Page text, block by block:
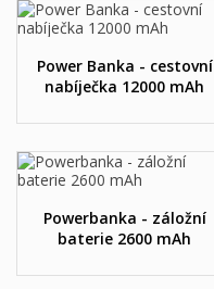
Power Banka - cestovní
nabíječka 12000 mAh
Powerbanka - záložní
baterie 2600 mAh